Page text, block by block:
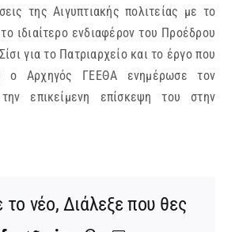
της Αιγυπτιακής πολιτείας με το
ιδιαίτερο ενδιαφέρον του Προέδρου
για το Πατριαρχείο και το έργο που
ο Αρχηγός ΓΕΕΘΑ ενημέρωσε τον
επικείμενη επίσκεψη του στην
νέο, Διάλεξε που θες